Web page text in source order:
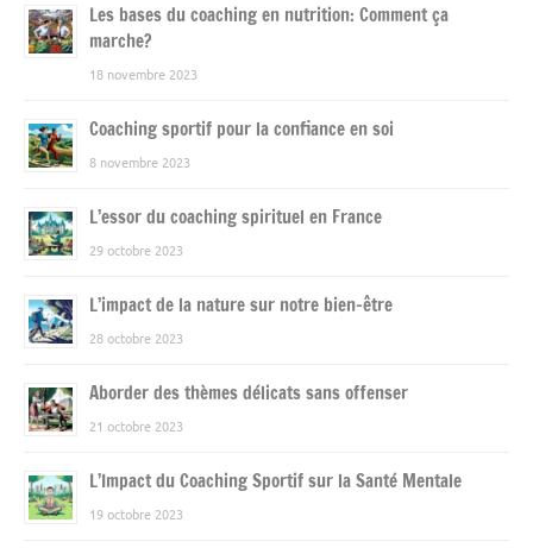
Les bases du coaching en nutrition: Comment ça
marche?
18 novembre 2023
Coaching sportif pour la confiance en soi
8 novembre 2023
L’essor du coaching spirituel en France
29 octobre 2023
L’impact de la nature sur notre bien-être
28 octobre 2023
Aborder des thèmes délicats sans offenser
21 octobre 2023
L’Impact du Coaching Sportif sur la Santé Mentale
19 octobre 2023